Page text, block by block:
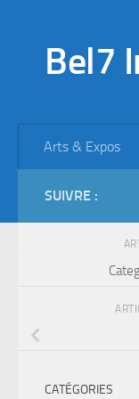
Bel7
Arts & Expos
SUIVRE :
CATÉGORIES